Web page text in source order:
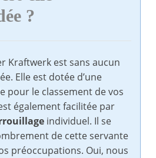
?
Kraftwerk est sans aucun
Elle est dotée d’une
pour le classement de vos
également facilitée par
individuel. Il se
de cette servante
préoccupations. Oui, nous